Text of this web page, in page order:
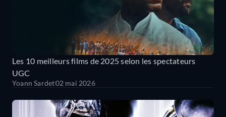
Les 10 meilleurs films de 2025 selon les spectateurs
UGC
Yoann Sardet02 mai 2026